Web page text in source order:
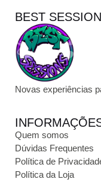
BEST
Novas experiências
Quem somos
Dúvidas Frequentes
Política de
Política da Loja